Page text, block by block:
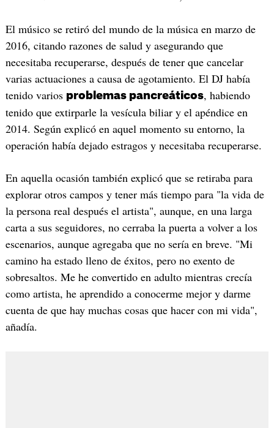
El músico se retiró del mundo de la música en marzo de
2016, citando razones de salud y asegurando que
necesitaba recuperarse, después de tener que cancelar
varias actuaciones a causa de agotamiento. El DJ había
tenido varios problemas pancreáticos, habiendo
tenido que extirparle la vesícula biliar y el apéndice en
2014. Según explicó en aquel momento su entorno, la
operación había dejado estragos y necesitaba recuperarse.
En aquella ocasión también explicó que se retiraba para
explorar otros campos y tener más tiempo para "la vida de
la persona real después el artista", aunque, en una larga
carta a sus seguidores, no cerraba la puerta a volver a los
escenarios, aunque agregaba que no sería en breve. "Mi
camino ha estado lleno de éxitos, pero no exento de
sobresaltos. Me he convertido en adulto mientras crecía
como artista, he aprendido a conocerme mejor y darme
cuenta de que hay muchas cosas que hacer con mi vida",
añadía.